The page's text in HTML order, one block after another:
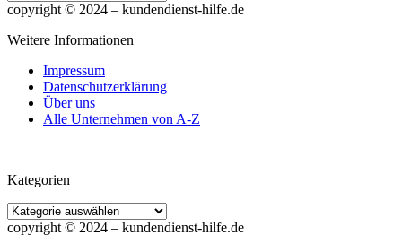
copyright © 2024 ‒ kundendienst-hilfe.de
Weitere Informationen
Impressum
Datenschutzerklärung
Über uns
Alle Unternehmen von A-Z
Kategorien
Kategorien
copyright © 2024 ‒ kundendienst-hilfe.de